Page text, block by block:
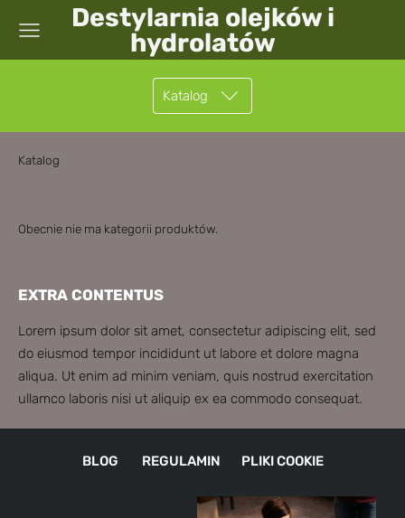
Destylarnia olejków i
hydrolatów
Katalog
EXTRA CONTENTUS
Lorem ipsum dolor sit amet, consectetur adipiscing elit, sed
do eiusmod tempor incididunt ut labore et dolore magna
aliqua. Ut enim ad minim veniam, quis nostrud exercitation
ullamco laboris nisi ut aliquip ex ea commodo consequat.
Katalog
Obecnie nie ma kategorii produktów.
BLOG REGULAMIN PLIKI COOKIE